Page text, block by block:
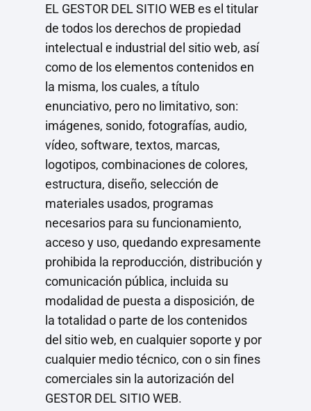
EL GESTOR DEL SITIO WEB es el titular
de todos los derechos de propiedad
intelectual e industrial del sitio web, así
como de los elementos contenidos en
la misma, los cuales, a título
enunciativo, pero no limitativo, son:
imágenes, sonido, fotografías, audio,
vídeo, software, textos, marcas,
logotipos, combinaciones de colores,
estructura, diseño, selección de
materiales usados, programas
necesarios para su funcionamiento,
acceso y uso, quedando expresamente
prohibida la reproducción, distribución y
comunicación pública, incluida su
modalidad de puesta a disposición, de
la totalidad o parte de los contenidos
del sitio web, en cualquier soporte y por
cualquier medio técnico, con o sin fines
comerciales sin la autorización del
GESTOR DEL SITIO WEB.